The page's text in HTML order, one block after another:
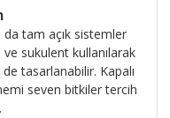
tam açık sistemler
sukulent kullanılarak
tasarlanabilir. Kapalı
seven bitkiler tercih